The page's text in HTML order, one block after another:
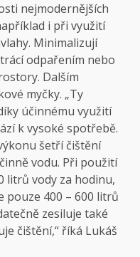
nejmodernějších
i při využití
Minimalizují
odpařením nebo
Dalším
myčky. „Ty
účinnému využití
k vysoké spotřebě.
šetří čištění
vodu. Při použití
litrů vody za hodinu,
pouze 400 – 600 litrů
zesiluje také
čištění,“ říká Lukáš